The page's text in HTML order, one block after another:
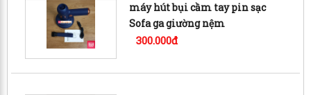
máy hút bụi cầm tay pin sạc
Sofa ga giường nệm
300.000đ